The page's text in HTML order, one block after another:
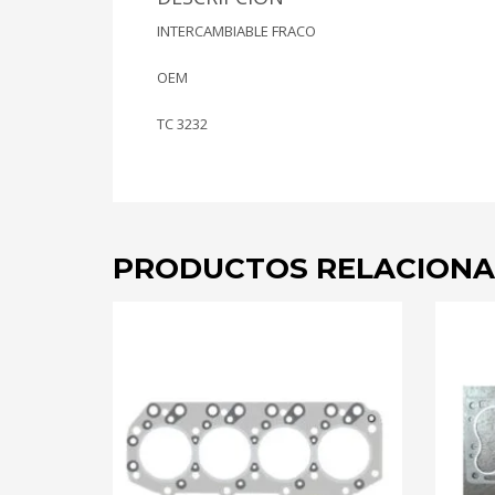
INTERCAMBIABLE FRACO
OEM
TC 3232
PRODUCTOS